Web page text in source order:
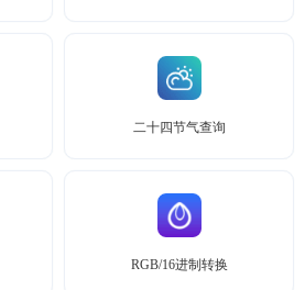
二十四节气查询
RGB/16进制转换